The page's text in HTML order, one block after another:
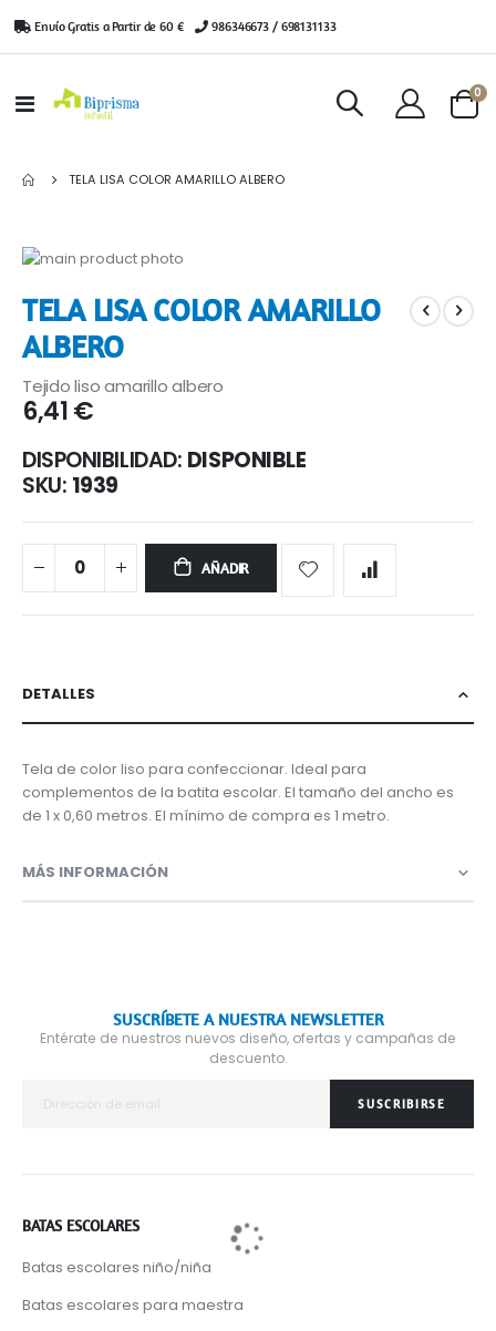
Envío Gratis a Partir de 60 € | 986346673 / 698131133
Toggle
Cart
0
TELA LISA COLOR AMARILLO ALBERO
Saltar
final
de
la
de
imágenes
al
comienzo
de
galería
de
TELA LISA COLOR AMARILLO
ALBERO
Tejido liso amarillo albero
6,41 €
DISPONIBILIDAD: DISPONIBLE
SKU 1939
AÑADIR
DETALLES
Tela de color liso para confeccionar. Ideal para
complementos de la batita escolar. El tamaño del ancho es
de 1 x 0,60 metros. El mínimo de compra es 1 metro.
MÁS INFORMACIÓN
SUSCRÍBETE A NUESTRA NEWSLETTER
Entérate de nuestros nuevos diseño, ofertas y campañas de
descuento.
SUSCRIBIRSE
BATAS ESCOLARES
Batas escolares niño/niña
Batas escolares para maestra